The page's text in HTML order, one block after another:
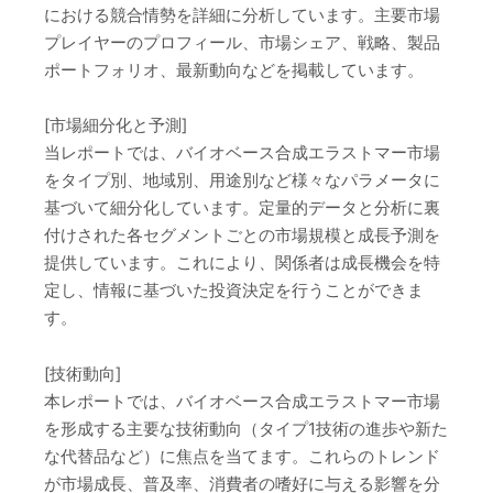
における競合情勢を詳細に分析しています。主要市場
プレイヤーのプロフィール、市場シェア、戦略、製品
ポートフォリオ、最新動向などを掲載しています。
[市場細分化と予測]
当レポートでは、バイオベース合成エラストマー市場
をタイプ別、地域別、用途別など様々なパラメータに
基づいて細分化しています。定量的データと分析に裏
付けされた各セグメントごとの市場規模と成長予測を
提供しています。これにより、関係者は成長機会を特
定し、情報に基づいた投資決定を行うことができま
す。
[技術動向]
本レポートでは、バイオベース合成エラストマー市場
を形成する主要な技術動向（タイプ1技術の進歩や新た
な代替品など）に焦点を当てます。これらのトレンド
が市場成長、普及率、消費者の嗜好に与える影響を分